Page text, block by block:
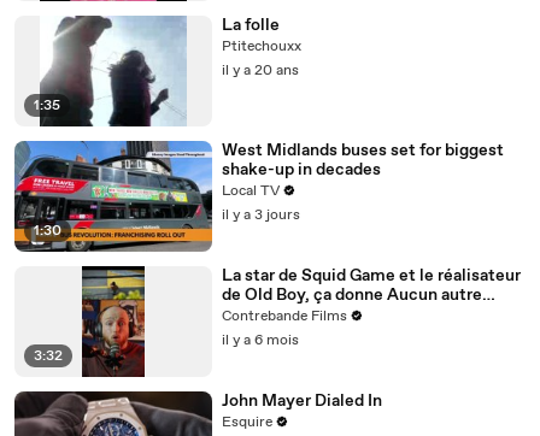
1:35
La folle
Ptitechouxx
il y a 20 ans
1:30
West Midlands buses set for biggest
shake-up in decades
Local TV
il y a 3 jours
3:32
La star de Squid Game et le réalisateur
de Old Boy, ça donne Aucun autre
choix. Est-ce le chef-d’œuvre annoncé
?
Contrebande Films
il y a 6 mois
John Mayer Dialed In
Esquire